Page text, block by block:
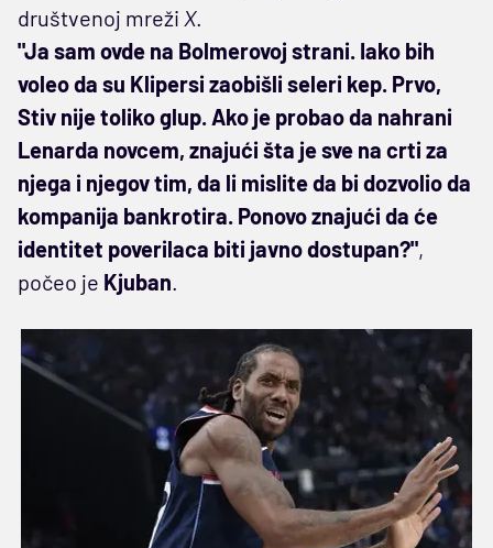
društvenoj mreži X.
"Ja sam ovde na Bolmerovoj strani. Iako bih
voleo da su Klipersi zaobišli seleri kep. Prvo,
Stiv nije toliko glup. Ako je probao da nahrani
Lenarda novcem, znajući šta je sve na crti za
njega i njegov tim, da li mislite da bi dozvolio da
kompanija bankrotira. Ponovo znajući da će
identitet poverilaca biti javno dostupan?",
počeo je Kjuban.